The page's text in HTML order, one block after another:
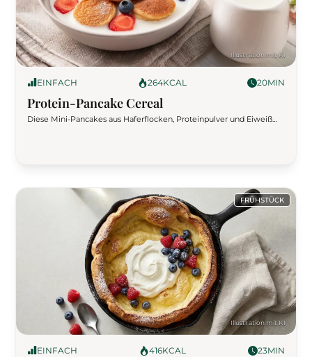
EINFACH 264KCAL 20MIN
Protein-Pancake Cereal
Diese Mini-Pancakes aus Haferflocken, Proteinpulver und Eiweiß
FRÜHSTÜCK
EINFACH 416KCAL 23MIN